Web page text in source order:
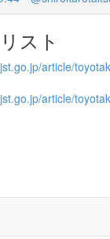
スト
article/
article/